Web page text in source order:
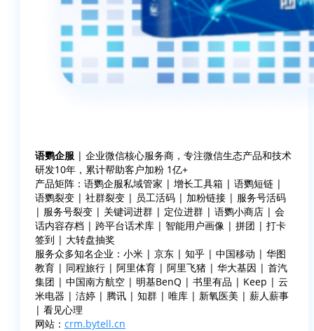
语鹦企服 | 企业微信核心服务商，专注微信生态产品和技术
研发10年，累计帮助客户加粉 1亿+
产品矩阵：语鹦企服私域管家 | 增长工具箱 | 语鹦短链 |
语鹦裂变 | 社群裂变 | 员工活码 | 加粉链接 | 服务号活码
| 服务号裂变 | 关键词进群 | 定位进群 | 语鹦小商店 | 会
话内容存档 | 跨平台话术库 | 智能用户画像 | 拼团 | 打卡
签到 | 大转盘抽奖
服务众多知名企业：小米 | 京东 | 知乎 | 中国移动 | 华图
教育 | 同程旅行 | 阿里体育 | 阿里飞猪 | 华大基因 | 首汽
集团 | 中国南方航空 | 明基BenQ | 书里有品 | Keep | 云
米电器 | 洁婷 | 腾讯 | 知群 | 唯库 | 新氧医美 | 薪人薪事
| 看见心理
网站： crm.bytell.cn